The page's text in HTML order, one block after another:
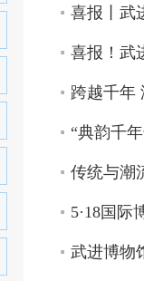
喜报丨武
喜报！武
跨越千年
“典韵千
传统与潮
5·18国际
武进博物